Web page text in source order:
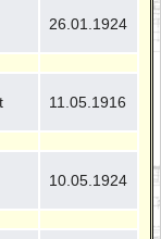
26.01.1924
11.05.1916
10.05.1924